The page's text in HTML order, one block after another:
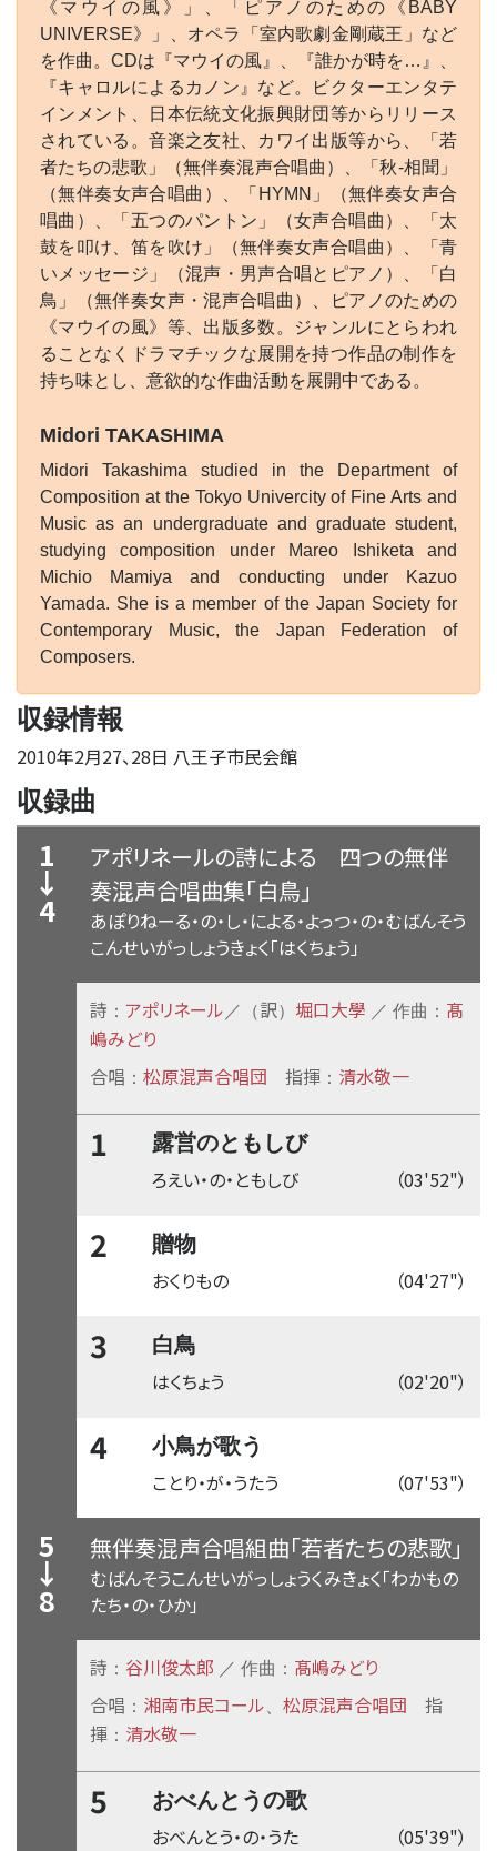
《マウイの風》」、「ピアノのための《BABY
UNIVERSE》」、オペラ「室内歌劇金剛蔵王」など
を作曲。CDは『マウイの風』、『誰かが時を…』、
『キャロルによるカノン』など。ビクターエンタテ
インメント、日本伝統文化振興財団等からリリース
されている。音楽之友社、カワイ出版等から、「若
者たちの悲歌」（無伴奏混声合唱曲）、「秋‐相聞」
（無伴奏女声合唱曲）、「HYMN」（無伴奏女声合
唱曲）、「五つのパントン」（女声合唱曲）、「太
鼓を叩け、笛を吹け」（無伴奏女声合唱曲）、「青
いメッセージ」（混声・男声合唱とピアノ）、「白
鳥」（無伴奏女声・混声合唱曲）、ピアノのための
《マウイの風》等、出版多数。ジャンルにとらわれ
ることなくドラマチックな展開を持つ作品の制作を
持ち味とし、意欲的な作曲活動を展開中である。
Midori TAKASHIMA
Midori Takashima studied in the Department of
Composition at the Tokyo Univercity of Fine Arts and
Music as an undergraduate and graduate student,
studying composition under Mareo Ishiketa and
Michio Mamiya and conducting under Kazuo
Yamada. She is a member of the Japan Society for
Contemporary Music, the Japan Federation of
Composers.
収録情報
2010年2月27、28日 八王子市民会館
収録曲
1
↓
4
アポリネールの詩による 四つの無伴
奏混声合唱曲集「白鳥」
あぽりねーる・の・し・による・よっつ・の・むばんそう
こんせいがっしょうきょく「はくちょう」
詩 ： アポリネール ／（訳） 堀口大學 ／ 作曲： 髙
嶋みどり
合唱 ： 松原混声合唱団 指揮 ： 清水敬一
1 露営のともしび
（03'52"）
ろえい・の・ともしび
2 贈物
（04'27"）
おくりもの
3 白鳥
（02'20"）
はくちょう
4 小鳥が歌う
（07'53"）
ことり・が・うたう
5
↓
8
無伴奏混声合唱組曲「若者たちの悲歌」
むばんそうこんせいがっしょうくみきょく「わかもの
たち・の・ひか」
詩 ： 谷川俊太郎 ／ 作曲： 髙嶋みどり
合唱 ： 湘南市民コール 松原混声合唱団
指
揮 ： 清水敬一
5 おべんとうの歌
（05'39"）
おべんとう・の・うた